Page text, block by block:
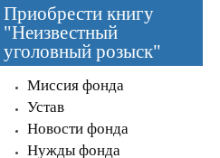
Приобрести книгу
"Неизвестный
уголовный розыск"
Миссия фонда
Устав
Новости фонда
Нужды фонда